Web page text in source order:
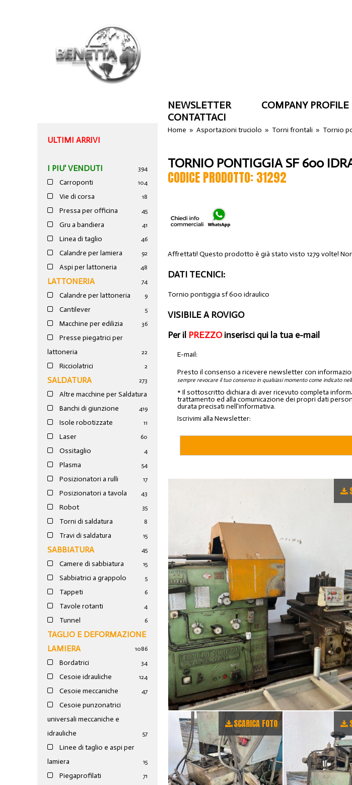
NEWSLETTER COMPANY PROFILE
CONTATTACI
ULTIMI ARRIVI
I PIU' VENDUTI 394
Carroponti 104
Vie di corsa 18
Pressa per officina 45
Gru a bandiera 41
Linea di taglio 46
Calandre per lamiera 92
Aspi per lattoneria 48
LATTONERIA 74
Calandre per lattoneria 9
Cantilever 5
Macchine per edilizia 36
Presse piegatrici per
lattoneria
22
Ricciolatrici 2
SALDATURA 273
Altre macchine per Saldatura
19
Banchi di giunzione 4
Isole robotizzate 11
Laser 60
Ossitaglio 4
Plasma 54
Posizionatori a rulli 17
Posizionatori a tavola 43
Robot 35
Torni di saldatura 8
Travi di saldatura 15
SABBIATURA 45
Camere di sabbiatura 15
Sabbiatrici a grappolo 5
Tappeti 6
Tavole rotanti 4
Tunnel 6
TAGLIO E DEFORMAZIONE
LAMIERA
1086
Bordatrici 34
Cesoie idrauliche 124
Cesoie meccaniche 47
Cesoie punzonatrici
universali meccaniche e
idrauliche
57
Linee di taglio e aspi per
lamiera
15
Piegaprofilati 71
Home »Asportazioni truciolo » Torni frontali » Tornio
TORNIO PONTIGGIA SF 600
CODICE PRODOTTO: 31292
Affrettati! Questo prodotto è già stato visto 1279 volte!
DATI TECNICI:
Tornio pontiggia sf 600 idraulico
VISIBILE A ROVIGO
Per il PREZZOinserisci qui la tua e-mail
E-mail:
Presto il consenso a ricevere newsletter con
sempre revocare il tuo consenso in qualsiasi momento come indicato
* Il sottoscritto dichiara di aver ricevuto completa
trattamento ed alla comunicazione dei propri dati
durata precisati nell'informativa.
Iscrivimi alla Newsletter:
SCARICA FOTO